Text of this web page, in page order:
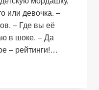
или девочка. –
– Где вы её
в шоке. – Да
– рейтинги!…